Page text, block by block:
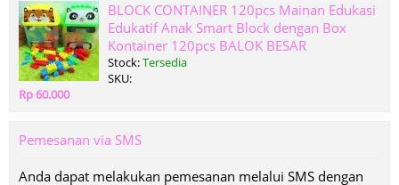
BLOCK CONTAINER 120pcs Mainan Edukasi
Edukatif Anak Smart Block dengan Box
Kontainer 120pcs BALOK BESAR
Stock:Tersedia
SKU:
Rp 60.000
Pemesanan via SMS
Anda dapat melakukan pemesanan melalui SMS dengan